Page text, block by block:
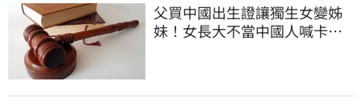
父買中國出生證讓獨生女變姊
妹！女長大不當中國人喊卡卻